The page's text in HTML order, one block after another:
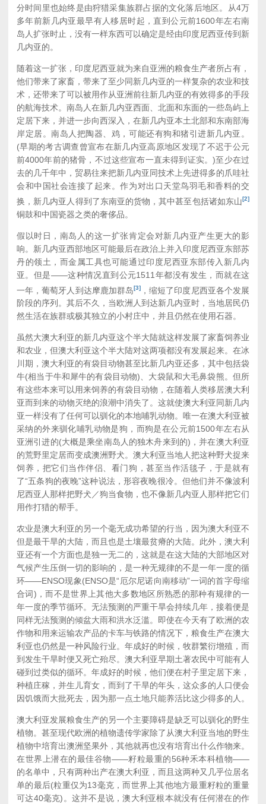
分时间里也始终是由狩猎采集族群占据的文化落后地区。从4万
多年前新几内亚最早有人移居时起，直到公元前1600年左右南
岛人扩张时止，没有一样东西可以确定是经由印度尼西亚传到新
几内亚的。
随着这一扩张，印度尼西亚就为来自亚洲的粮食生产者所占有，
他们带来了家畜，带来了至少同新几内亚的一样复杂的农业和技
术，还带来了可以被用作从亚洲前往新几内亚的有效得多的手段
的航海技术。南岛人在新几内亚西面、北面和东面的一些岛屿上
定居下来，并进一步向西深入，在新几内亚本土北部和东南部海
岸定居。南岛人把陶器、鸡，可能还有狗和猪引进新几内亚。
(早期的考古调查曾宣布在新几内亚高原地区发现了不迟于公元
前4000年前的猪骨，不过这些宣布一直未得到证实。)至少在过
去的几千年中，贸易往来把新几内亚同技术上先进得多的爪哇社
会和中国社会连接了起来。作为对出口天堂鸟羽毛和香料的交
换，新几内亚人得到了东南亚的货物，其中甚至包括诸如东山[2]
铜鼓和中国瓷器之类的奢侈品。
假以时日，南岛人的这一扩张肯定会对新几内亚产生更大的影
响。新几内亚西部地区可能最后在政治上并入印度尼西亚东部苏
丹的领土，而金属工具也可能通过印度尼西亚东部传入新几内
亚。但是——这种情况直到公元1511年都没有发生，而就在这
一年，葡萄牙人到达摩鹿加群岛[3]
，缩短了印度尼西亚各个发展
阶段的序列。其后不久，当欧洲人到达新几内亚时，当地居民仍
然生活在族群或极其独立的小村庄中，并且仍然在使用石器。
虽然大澳大利亚的新几内亚这个半大陆就这样发展了家畜饲养业
和农业，但澳大利亚这个半大陆对这两项都没有发展起来。在冰
川期，澳大利亚的有袋目动物甚至比新几内亚还多，其中包括袋
牛(相当于牛和犀牛的有袋目动物)、大袋鼠和大毛鼻袋熊。但所
有这些本来可以用来饲养的有袋目动物，在随着人类移居澳大利
亚而到来的动物灭绝的浪潮中消失了。这就使澳大利亚同新几内
亚一样没有了任何可以驯化的本地哺乳动物。唯一在澳大利亚被
采纳的外来驯化哺乳动物是狗，而狗是在公元前1500年左右从
亚洲引进的(大概是乘坐南岛人的独木舟来到的)，并在澳大利亚
的荒野里定居而变成澳洲野犬。澳大利亚当地人把这种野犬捉来
饲养，把它们当作伴侣、看门狗，甚至当作活毯子，于是就有
了“五条狗的夜晚”这种说法，形容夜晚很冷。但他们并不像波利
尼西亚人那样把野犬／狗当食物，也不像新几内亚人那样把它们
用作打猎的帮手。
农业是澳大利亚的另一个毫无成功希望的行当，因为澳大利亚不
但是最干旱的大陆，而且也是土壤最贫瘠的大陆。此外，澳大利
亚还有一个方面也是独一无二的，这就是在这大陆的大部地区对
气候产生压倒一切的影响的，是一种无规律的不是一年一度的循
环——ENSO现象(ENSO是“厄尔尼诺向南移动”一词的首字母缩
合词)，而不是世界上其他大多数地区所熟悉的那种有规律的一
年一度的季节循环。无法预测的严重干旱会持续几年，接着便是
同样无法预测的倾盆大雨和洪水泛滥。即使在今天有了欧洲的农
作物和用来运输农产品的卡车与铁路的情况下，粮食生产在澳大
利亚也仍然是一种风险行业。年成好的时候，牧群繁衍增殖，而
到发生干旱时便又死亡殆尽。澳大利亚早期土著农民中可能有人
碰到过类似的循环。年成好的时候，他们便在村子里定居下来，
种植庄稼，并生儿育女，而到了干旱的年头，这众多的人口便会
因饥饿而大批死去，因为那一点土地只能养活比这少得多的人。
澳大利亚发展粮食生产的另一个主要障碍是缺乏可以驯化的野生
植物。甚至现代欧洲的植物遗传学家除了从澳大利亚当地的野生
植物中培育出澳洲坚果外，其他就再也没有培育出什么作物来。
在世界上潜在的最佳谷物——籽粒最重的56种禾本科植物——
的名单中，只有两种出产在澳大利亚，而且这两种又几乎位居名
单的最后(粒重仅为13毫克，而世界上其他地方最重籽粒的重量
可达40毫克)。这并不是说，澳大利亚根本就没有任何潜在的作